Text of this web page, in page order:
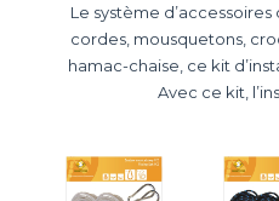
Le système
cordes, mousquetons,
hamac-chaise, ce kit
Avec ce kit,